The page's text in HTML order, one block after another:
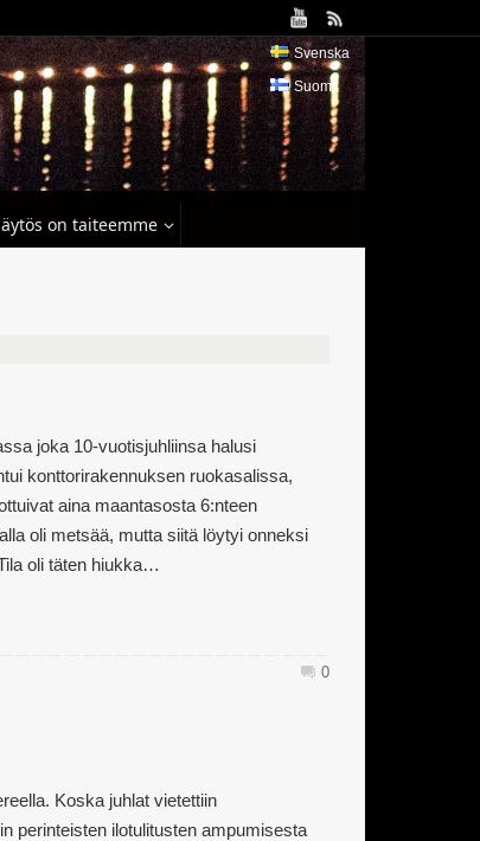
Svenska
Suomi
on taiteemme
joka 10-vuotisjuhliinsa halusi
konttorirakennuksen ruokasalissa,
aina maantasosta 6:nteen
oli metsää, mutta siitä löytyi onneksi
oli täten hiukka…
0
Koska juhlat vietettiin
perinteisten ilotulitusten ampumisesta